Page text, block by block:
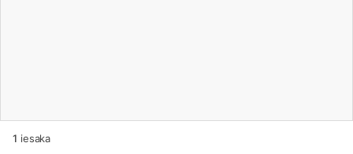
1 iesaka